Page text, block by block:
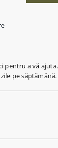
pentru a vă
zile pe săptămână.